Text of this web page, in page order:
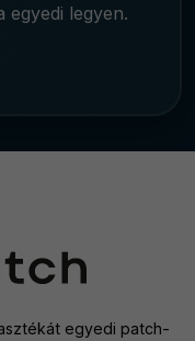
egyedi legyen.
egyedi patch-